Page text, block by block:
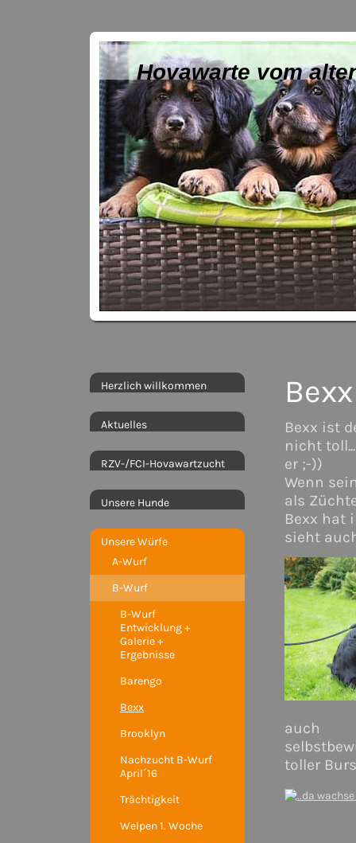
Hovawarte vom
Herzlich willkommen
Aktuelles
RZV-/FCI-Hovawartzucht
Unsere Hunde
Unsere Würfe
A-Wurf
B-Wurf
B-Wurf
Entwicklung +
Galerie +
Ergebnisse
Barengo
Bexx
Brooklyn
Nachzucht B-Wurf
April´16
Trächtigkeit
Welpen 1. Woche
Bexx ist
nicht
er ;-))
Wenn
als
Bexx hat
sieht
auch
toller